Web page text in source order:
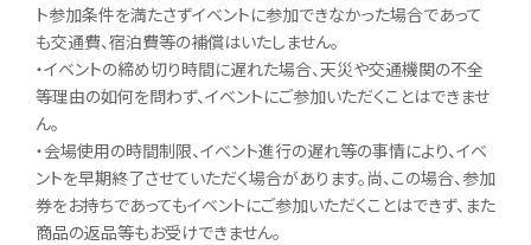
ト参加条件を満たさずイベントに参加できなかった場合であって
も交通費、宿泊費等の補償はいたしません。
・イベントの締め切り時間に遅れた場合、天災や交通機関の不全
等理由の如何を問わず、イベントにご参加いただくことはできませ
ん。
・会場使用の時間制限、イベント進行の遅れ等の事情により、イベ
ントを早期終了させていただく場合があります。尚、この場合、参加
券をお持ちであってもイベントにご参加いただくことはできず、また
商品の返品等もお受けできません。